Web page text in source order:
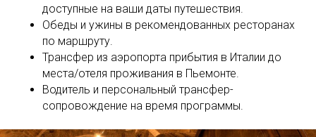
доступные на ваши даты путешествия.
Обеды и ужины в рекомендованных ресторанах
по маршруту.
Трансфер из аэропорта прибытия в Италии до
места/отеля проживания в Пьемонте.
Водитель и персональный трансфер-
сопровождение на время программы.